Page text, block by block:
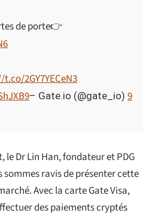
de porte👉
2GY7YECeN3
– Gate.io (@gate_io) 9
Dr Lin Han, fondateur et PDG
sommes ravis de présenter cette
Avec la carte Gate Visa,
des paiements cryptés